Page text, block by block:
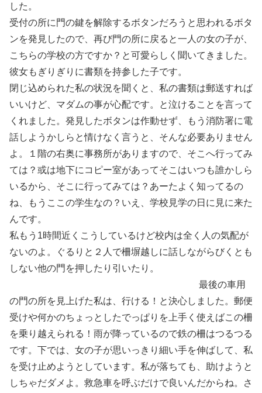
した。
受付の所に門の鍵を解除するボタンだろうと思われるボタ
ンを発見したので、再び門の所に戻ると一人の女の子が、
こちらの学校の方ですか？と可愛らしく聞いてきました。
彼女もぎりぎりに書類を持参した子です。
閉じ込められた私の状況を聞くと、私の書類は郵送すれば
いいけど、マダムの事が心配です。と泣けることを言って
くれました。発見したボタンは作動せず、もう消防署に電
話しようかしらと情けなく言うと、そんな必要ありません
よ。１階の右奥に事務所がありますので、そこへ行ってみ
ては？或は地下にコピー室があってそこはいつも誰かしら
いるから、そこに行ってみては？あーたよく知ってるの
ね、もうここの学生なの？いえ、学校見学の日に見に来た
んです。
私もう1時間近くこうしているけど校内は全く人の気配が
ないのよ。ぐるりと２人で柵塀越しに話しながらびくとも
しない他の門を押したり引いたり。
最後の車用
の門の所を見上げた私は、行ける！と決心しました。郵便
受けや何かのちょっとしたでっぱりを上手く使えばこの柵
を乗り越えられる！雨が降っているので鉄の柵はつるつる
です。下では、女の子が思いっきり細い手を伸ばして、私
を受け止めようとしています。私が落ちても、助けようと
しちゃだダメよ。救急車を呼ぶだけで良いんだからね。さ